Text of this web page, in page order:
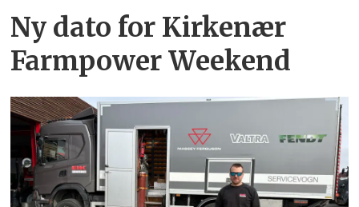
Ny dato for Kirkenær
Farmpower Weekend